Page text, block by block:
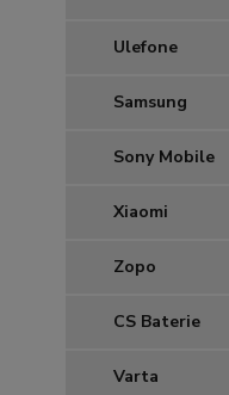
Ulefone
Samsung
Sony Mobile
Xiaomi
Zopo
CS Baterie
Varta